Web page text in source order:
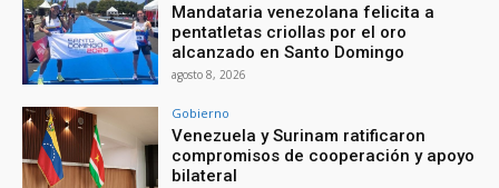
Mandataria venezolana felicita a
pentatletas criollas por el oro
alcanzado en Santo Domingo
agosto 8, 2026
Gobierno
Venezuela y Surinam ratificaron
compromisos de cooperación y apoyo
bilateral